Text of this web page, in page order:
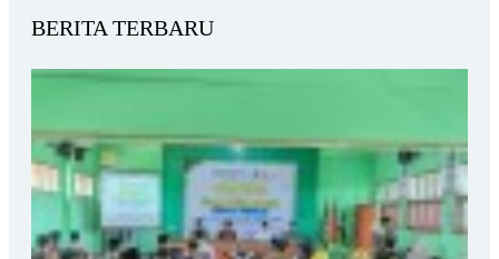
BERITA TERBARU